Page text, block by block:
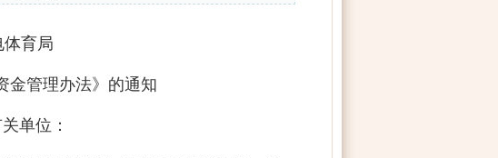
育局
金管理办法》的通知
单位：